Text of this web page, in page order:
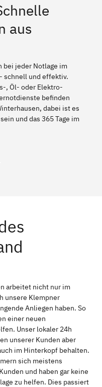
aus
bei jeder Notlage im
schnell und effektiv.
, Öl- oder Elektro-
befinden
dabei ist es
und das 365 Tage im
arbeitet nicht nur im
unsere Klempner
Anliegen haben. So
einer neuen
Unser lokaler 24h
unserer Kunden aber
im Hinterkopf behalten.
sich meistens
und haben gar keine
zu helfen. Dies passiert